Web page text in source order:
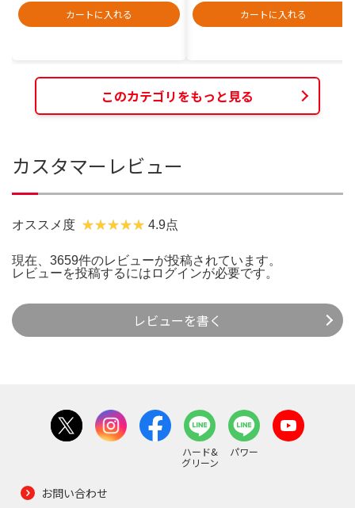
カートに入れる
カートに入れる
このカテゴリをもっと見る
カスタマーレビュー
オススメ度 4.9点
現在、3659件のレビューが投稿されています。
レビューを投稿するには ログインが必要です。
レビューを書く
ハード&
グリーン
パワー
お問い合わせ